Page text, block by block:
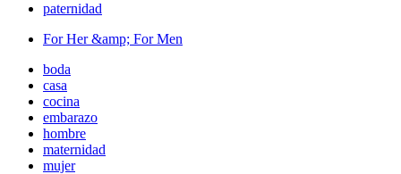
paternidad
For Her &amp; For Men
boda
casa
cocina
embarazo
hombre
maternidad
mujer